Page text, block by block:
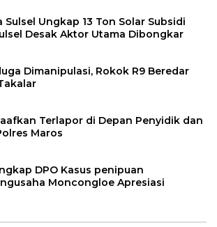
Sulsel Ungkap 13 Ton Solar Subsidi
Desak Aktor Utama Dibongkar
Dimanipulasi, Rokok R9 Beredar
Terlapor di Depan Penyidik dan
Maros
DPO Kasus penipuan
Moncongloe Apresiasi